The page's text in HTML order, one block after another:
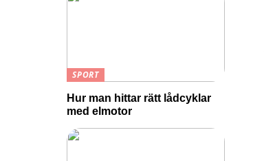
SPORT
Hur man hittar rätt lådcyklar
med elmotor